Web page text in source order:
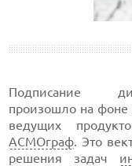
Подписание
произошло на фоне
ведущих
АСМОграф. Это
решения задач